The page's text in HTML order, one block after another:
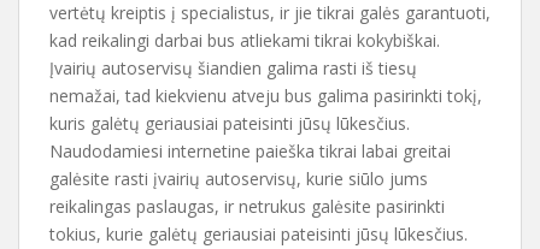
vertėtų kreiptis į specialistus, ir jie tikrai galės garantuoti,
kad reikalingi darbai bus atliekami tikrai kokybiškai.
Įvairių autoservisų šiandien galima rasti iš tiesų
nemažai, tad kiekvienu atveju bus galima pasirinkti tokį,
kuris galėtų geriausiai pateisinti jūsų lūkesčius.
Naudodamiesi internetine paieška tikrai labai greitai
galėsite rasti įvairių autoservisų, kurie siūlo jums
reikalingas paslaugas, ir netrukus galėsite pasirinkti
tokius, kurie galėtų geriausiai pateisinti jūsų lūkesčius.